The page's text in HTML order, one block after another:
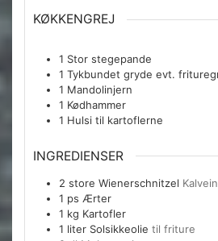
KØKKENGREJ
1 Stor stegepande
1 Tykbundet gryde evt.
1 Mandolinjern
1 Kødhammer
1 Hulsi til kartoflerne
INGREDIENSER
2 store Wienerschnitzel
1 ps Ærter
1 kg Kartofler
1 liter Solsikkeolie til friture